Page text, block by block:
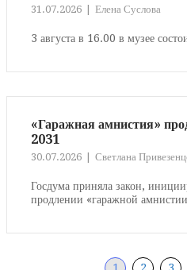
31.07.2026 Елена Суслова
3 августа в 16.00 в музее
«Гаражная амнистия»
2031
30.07.2026 Светлана
Госдума приняла закон,
продлении «гаражной